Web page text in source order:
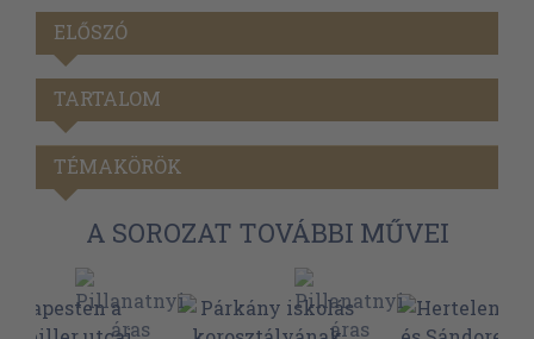
ELŐSZÓ
TARTALOM
TÉMAKÖRÖK
A SOROZAT TOVÁBBI MŰVEI